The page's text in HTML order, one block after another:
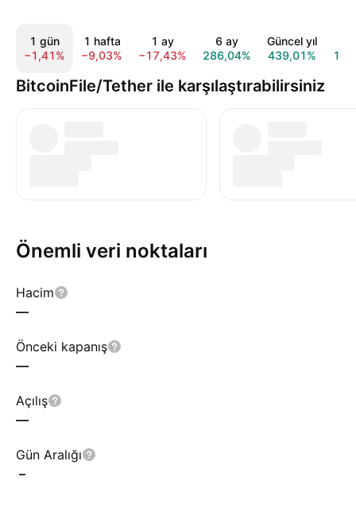
1 gün
−1,41%
1 hafta
−9,03%
1 ay
−17,43%
6 ay
286,04%
Güncel yıl
439,01%
BitcoinFile/Tether ile karşılaştırabilirsiniz
Önemli veri noktaları
Hacim
—
Önceki kapanış
—
Açılış
—
Gün Aralığı
–